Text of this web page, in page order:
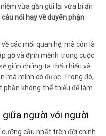
vừa gần gũi lại vừa bí ẩn
câu nói hay về duyên phận
các mối quan hệ, mà còn là
gỡ và định mệnh trong cuộc
giúp chúng ta thấu hiểu và
mà mình có được. Trong đó,
phần không thể thiếu để làm
giữa người với người
cầu nhất trên đời chính